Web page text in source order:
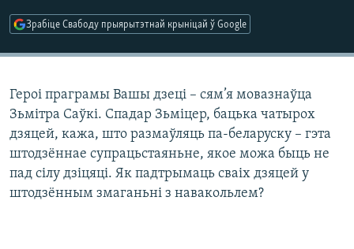
Зрабіце Свабоду прыярытэтнай крыніцай ў Google
Героі праграмы Вашы дзеці – сям’я мовазнаўца
Зьмітра Саўкі. Спадар Зьміцер, бацька чатырох
дзяцей, кажа, што размаўляць па-беларуску – гэта
штодзённае супрацьстаяньне, якое можа быць не
пад сілу дзіцяці. Як падтрымаць сваіх дзяцей у
штодзённым змаганьні з навакольлем?